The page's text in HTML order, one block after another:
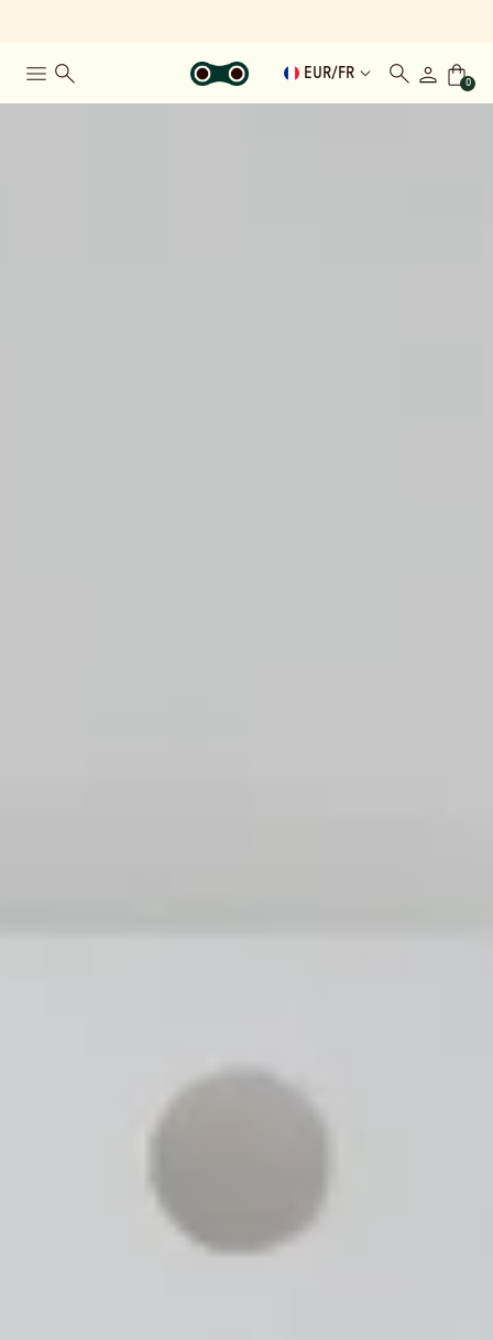
EUR/ FR
0